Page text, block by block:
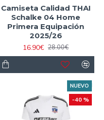
Camiseta Calidad THAI
Schalke 04 Home
Primera Equipación
2025/26
16.90€ 28.00€
NUEVO
-40 %